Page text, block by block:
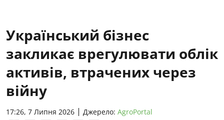
Український бізнес
закликає врегулювати облік
активів, втрачених через
війну
17:26, 7 Липня 2026 Джерело: AgroPortal